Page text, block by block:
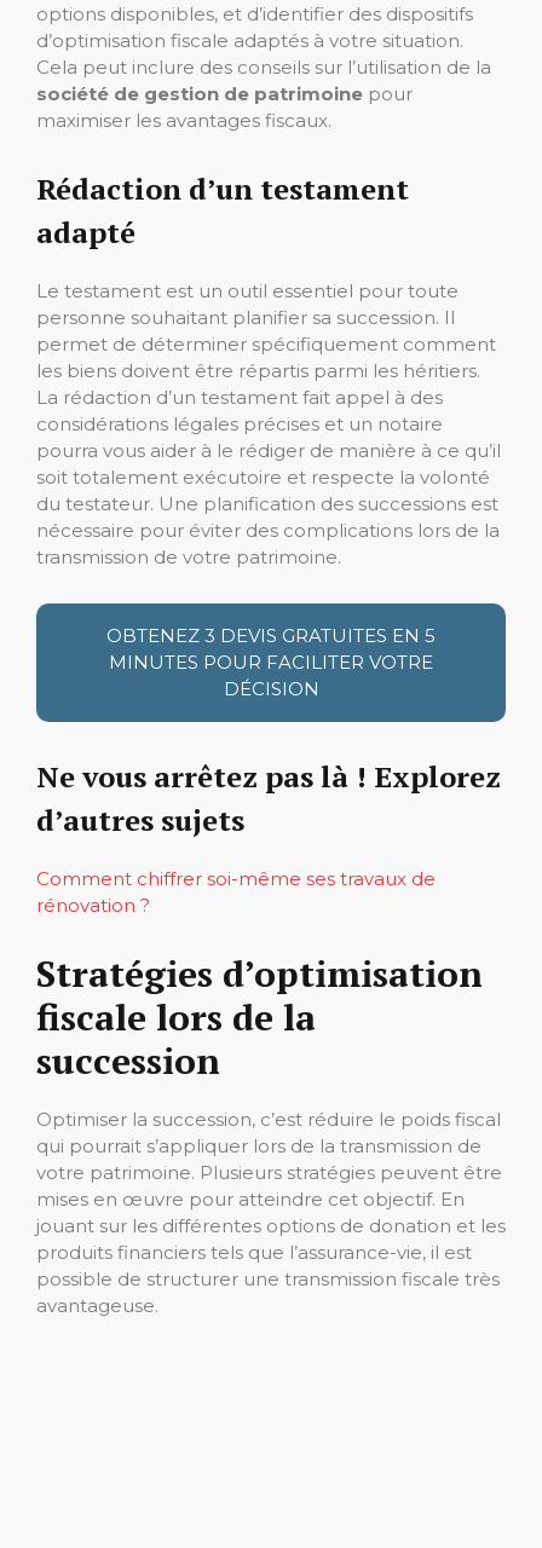
options disponibles, et d’identifier des dispositifs
d’optimisation fiscale adaptés à votre situation.
Cela peut inclure des conseils sur l’utilisation de la
société de gestion de patrimoine pour
maximiser les avantages fiscaux.
Rédaction d’un testament
adapté
Le testament est un outil essentiel pour toute
personne souhaitant planifier sa succession. Il
permet de déterminer spécifiquement comment
les biens doivent être répartis parmi les héritiers.
La rédaction d’un testament fait appel à des
considérations légales précises et un notaire
pourra vous aider à le rédiger de manière à ce qu’il
soit totalement exécutoire et respecte la volonté
du testateur. Une planification des successions est
nécessaire pour éviter des complications lors de la
transmission de votre patrimoine.
OBTENEZ 3 DEVIS GRATUITES EN 5
MINUTES POUR FACILITER VOTRE
DÉCISION
Ne vous arrêtez pas là ! Explorez
d’autres sujets
Comment chiffrer soi-même ses travaux de
rénovation ?
Stratégies d’optimisation
fiscale lors de la
succession
Optimiser la succession, c’est réduire le poids fiscal
qui pourrait s’appliquer lors de la transmission de
votre patrimoine. Plusieurs stratégies peuvent être
mises en œuvre pour atteindre cet objectif. En
jouant sur les différentes options de donation et les
produits financiers tels que l’assurance-vie, il est
possible de structurer une transmission fiscale très
avantageuse.